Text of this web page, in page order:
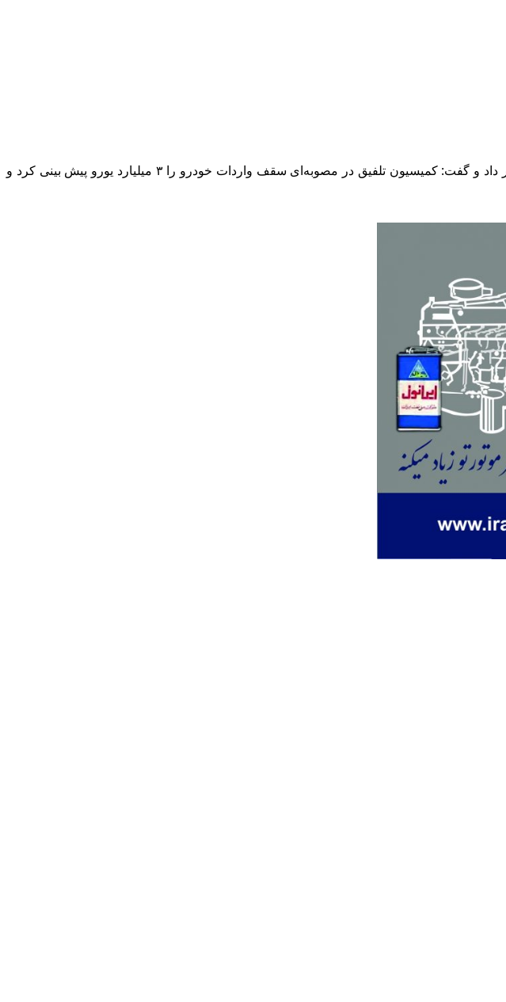
رئیس کمیسیون تلفیق لایحه بودجه سال ۱۴۰۴ از مصوبه این کمیسیون برای کاهش تعرفه واردات خودرو خبر داد و گفت: کمیسیون تلفیق در مصوبه‌ای سقف واردات خودرو را ۳ میلیارد یورو پیش بینی کرد و